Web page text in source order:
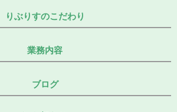
りぶりすのこだわり
業務内容
ブログ